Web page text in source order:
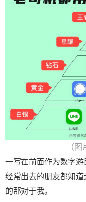
（
一写在前面作为数字
经常出去的朋友都知
的那对于我。